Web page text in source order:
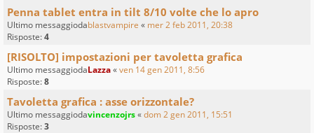
Penna tablet entra in tilt 8/10 volte che lo apro
Ultimo messaggiodablastvampire « mer 2 feb 2011, 20:38
Risposte:4
[RISOLTO] impostazioni per tavoletta grafica
Ultimo messaggiodaLazza«ven 14 gen 2011, 8:56
Risposte:8
Tavoletta grafica : asse orizzontale?
Ultimo messaggiodavincenzojrs«dom 2 gen 2011, 15:51
Risposte:3